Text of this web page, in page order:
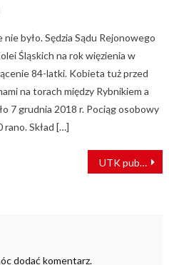
było. Sędzia Sądu Rejonowego
Śląskich na rok więzienia w
84-latki. Kobieta tuż przed
na torach między Rybnikiem a
7 grudnia 2018 r. Pociąg osobowy
rano. Skład […]
UTK publikuje rekordowe dane o przewozach pasażerskich
dodać komentarz.